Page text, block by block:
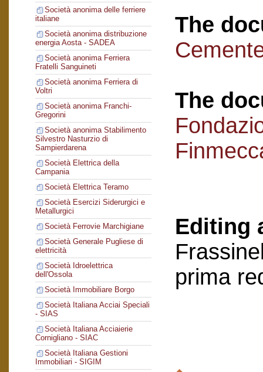
Società anonima delle ferriere
italiane
Società anonima distribuzione
energia Aosta - SADEA
Società anonima Ferriera
Fratelli Sanguineti
Società anonima Ferriera di
Voltri
Società anonima Franchi-
Gregorini
Società anonima Stabilimento
Silvestro Nasturzio di
Sampierdarena
Società Elettrica della
Campania
Società Elettrica Teramo
Società Esercizi Siderurgici e
Metallurgici
Società Ferrovie Marchigiane
Società Generale Pugliese di
elettricità
Società Idroelettrica
dell'Ossola
Società Immobiliare Borgo
Società Italiana Acciai Speciali
- SIAS
Società Italiana Acciaierie
Cornigliano - SIAC
Società Italiana Gestioni
Immobiliari - SIGIM
The
The
Editing
prima